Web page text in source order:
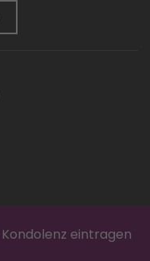
Kondolenz eintragen